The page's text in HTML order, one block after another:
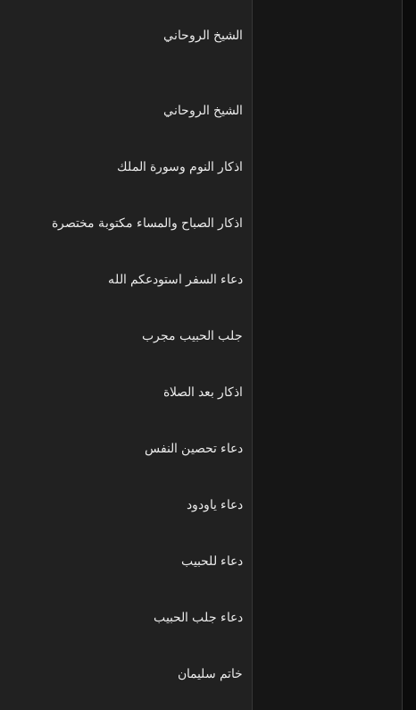
الشيخ الروحاني
الشيخ الروحاني
اذكار النوم وسورة الملك
اذكار الصباح والمساء مكتوبة مختصرة
دعاء السفر استودعكم الله
جلب الحبيب مجرب
اذكار بعد الصلاة
دعاء تحصين النفس
دعاء ياودود
دعاء للحبيب
دعاء جلب الحبيب
خاتم سليمان